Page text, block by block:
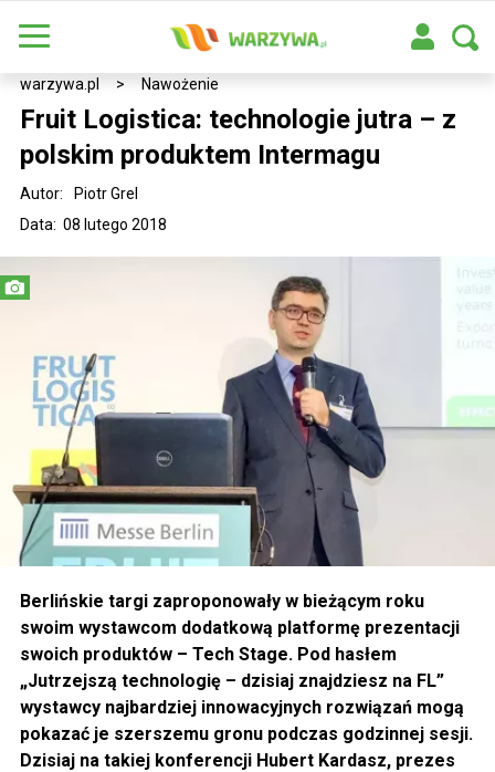
warzywa.pl > Nawożenie
Fruit Logistica: technologie jutra – z
polskim produktem Intermagu
Data: 08 lutego 2018
Autor: Piotr Grel
Berlińskie targi zaproponowały w bieżącym roku
swoim wystawcom dodatkową platformę prezentacji
swoich produktów – Tech Stage. Pod hasłem
„Jutrzejszą technologię – dzisiaj znajdziesz na FL”
wystawcy najbardziej innowacyjnych rozwiązań mogą
pokazać je szerszemu gronu podczas godzinnej sesji.
Dzisiaj na takiej konferencji Hubert Kardasz, prezes